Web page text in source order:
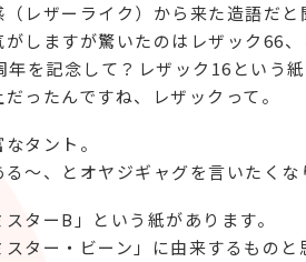
レザーライク）から来た造語だと
しますが驚いたのはレザック66
を記念して？レザック16という紙
ったんですね、レザックって。
タント。
～、とオヤジギャグを言いたく
ターB」という紙があります。
ター・ビーン」に由来するものと